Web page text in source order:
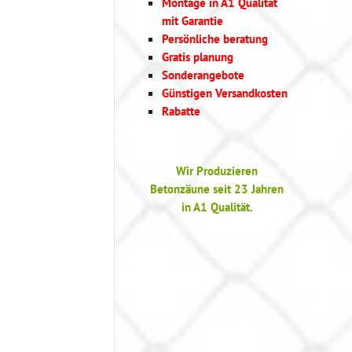
mit Garantie
Persönliche beratung
Gratis planung
Sonderangebote
Günstigen Versandkosten
Rabatte
Wir Produzieren
Betonzäune seit 23 Jahren
in A1 Qualität.